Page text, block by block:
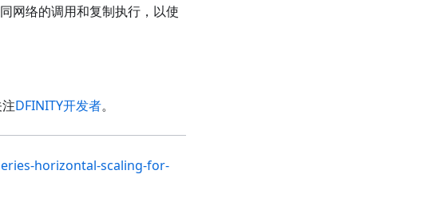
网络的调用和复制执行，以使
DFINITY开发者。
horizontal-scaling-for-